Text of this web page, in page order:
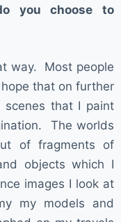
you choose to
way. Most people
that on further
scenes that I paint
The worlds
of fragments of
objects which I
images I look at
my models and